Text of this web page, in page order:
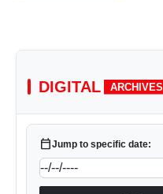
DIGITAL ARCHIVES
calendar_todayJump to specific date: